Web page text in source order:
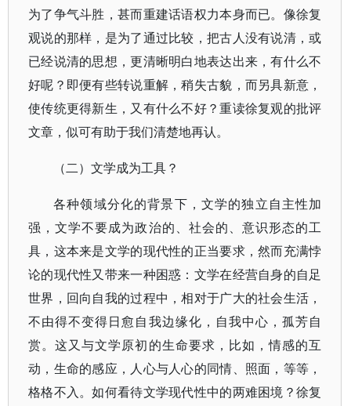
为了争气斗胜，甚而重建话语权力本身而已。像徐复
观说的那样，是为了通过比较，把古人没有说清，或
已经说清的思想，更清晰明白地表达出来，有什么不
好呢？即便有些转说重解，稍失古貌，而另具新意，
使传统更得新生，又有什么不好？重读徐复观的批评
文章，似可有助于我们清楚地再认。
（二）文学成为工具？
各种领域分化的背景下，文学的独立自主性加
强，文学不要成为政治的、社会的、意识形态的工
具，这本来是文学的现代性的正当要求，然而充满悖
论的现代性又带来一种困惑：文学在经营自身的自足
世界，回向自我的过程中，相对于广大的社会生活，
不由得不变得日愈自我边缘化，自我中心，孤芳自
赏。这又与文学原初的生命要求，比如，情感的互
动，生命的感应，人心与人心的同情、照面，等等，
格格不入。如何看待文学现代性中的两难困境？徐复